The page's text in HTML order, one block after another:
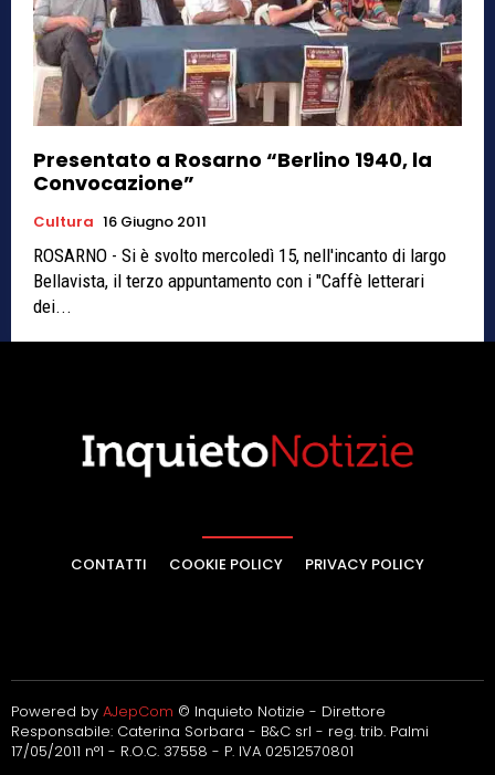
Presentato a Rosarno “Berlino 1940, la
Convocazione”
Cultura 16 Giugno 2011
ROSARNO - Si è svolto mercoledì 15, nell'incanto di largo
Bellavista, il terzo appuntamento con i "Caffè letterari
dei...
CONTATTI COOKIE POLICY PRIVACY POLICY
Powered by AJepCom © Inquieto Notizie - Direttore
Responsabile: Caterina Sorbara - B&C srl - reg. trib. Palmi
17/05/2011 n°1 - R.O.C. 37558 - P. IVA 02512570801